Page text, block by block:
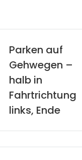
Parken auf
Gehwegen –
halb in
Fahrtrichtung
links, Ende